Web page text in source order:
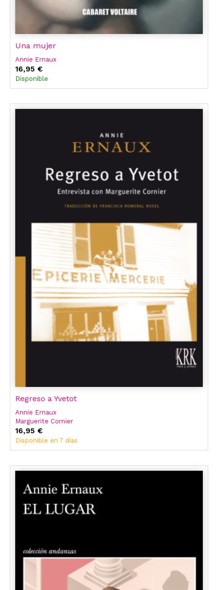
Una mujer
Annie Ernaux
16,95 €
Disponible
Regreso a Yvetot
Annie Ernaux
Marguerite Cornier
16,95 €
Disponible en 7 días